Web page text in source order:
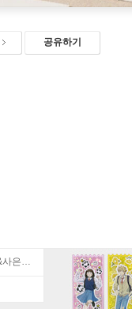
공유하기
노르잇 신제품 출시 기념 할인&사은품 증정!